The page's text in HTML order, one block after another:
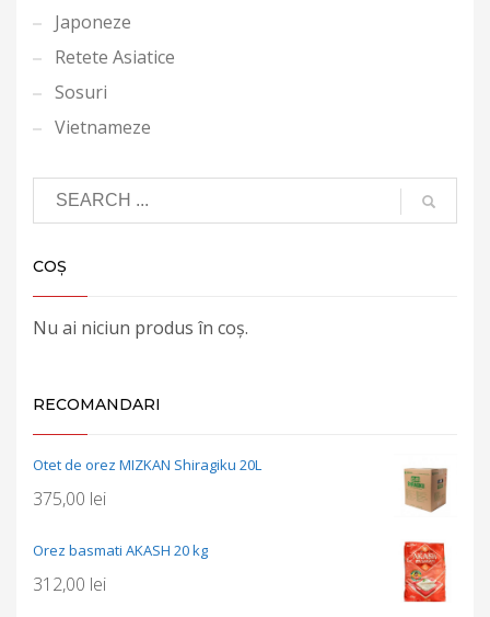
Japoneze
Retete Asiatice
Sosuri
Vietnameze
COȘ
Nu ai niciun produs în coș.
RECOMANDARI
Otet de orez MIZKAN Shiragiku 20L
375,00 lei
Orez basmati AKASH 20 kg
312,00 lei